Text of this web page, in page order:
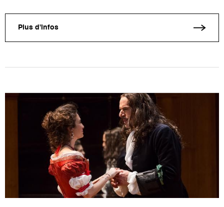
Plus d'infos